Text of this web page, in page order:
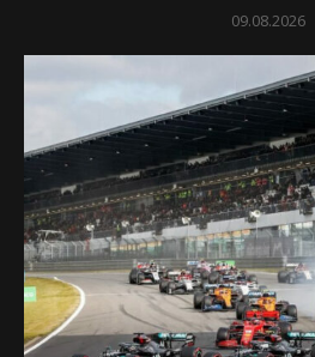
09.08.2026